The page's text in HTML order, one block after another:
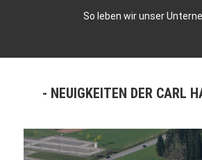
So leben wir unser
NEUIGKEITEN DER CARL